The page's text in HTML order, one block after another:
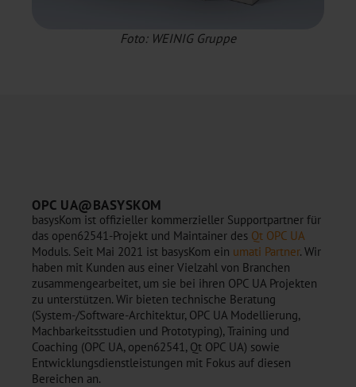
Foto: WEINIG Gruppe
OPC UA@BASYSKOM
basysKom ist offizieller kommerzieller Supportpartner für
das open62541-Projekt und Maintainer des Qt OPC UA
Moduls. Seit Mai 2021 ist basysKom ein umati Partner. Wir
haben mit Kunden aus einer Vielzahl von Branchen
zusammengearbeitet, um sie bei ihren OPC UA Projekten
zu unterstützen. Wir bieten technische Beratung
(System-/Software-Architektur, OPC UA Modellierung,
Machbarkeitsstudien und Prototyping), Training und
Coaching (OPC UA, open62541, Qt OPC UA) sowie
Entwicklungsdienstleistungen mit Fokus auf diesen
Bereichen an.